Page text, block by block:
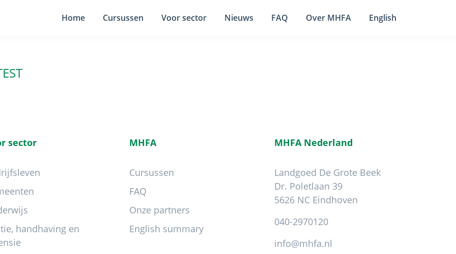
Home Cursussen Voor sector Nieuws FAQ Over MHFA English
sector
handhaving en
MHFA
Cursussen
FAQ
Onze partners
English summary
MHFA Nederland
Landgoed De Grote Beek
Dr. Poletlaan 39
5626 NC Eindhoven
040-2970120
info@mhfa.nl